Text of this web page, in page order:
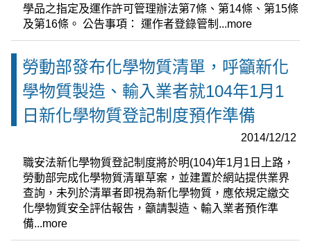
學品之指定及運作許可管理辦法第7條、第14條、第15條
及第16條。 公告事項： 運作者登錄管制...more
勞動部發布化學物質清單，呼籲新化
學物質製造、輸入業者就104年1月1
日新化學物質登記制度預作準備
2014/12/12
職安法新化學物質登記制度將於明(104)年1月1日上路，
勞動部完成化學物質清單草案，並建置於網站提供業界
查詢，未列於清單者即視為新化學物質，應依規定繳交
化學物質安全評估報告，籲請製造、輸入業者預作準
備...more